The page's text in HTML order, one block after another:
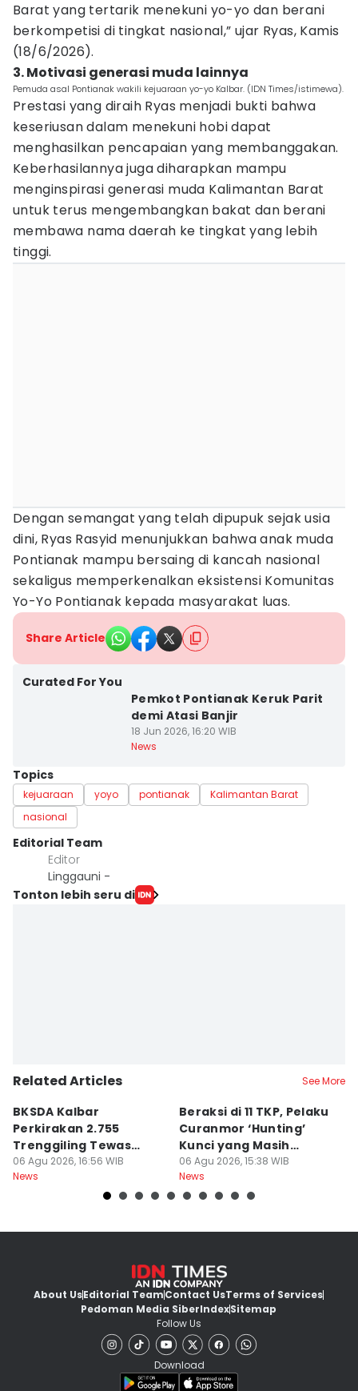
Barat yang tertarik menekuni yo-yo dan berani
berkompetisi di tingkat nasional,” ujar Ryas, Kamis
(18/6/2026).
3. Motivasi generasi muda lainnya
Pemuda asal Pontianak wakili kejuaraan yo-yo Kalbar. (IDN Times/istimewa).
Prestasi yang diraih Ryas menjadi bukti bahwa
keseriusan dalam menekuni hobi dapat
menghasilkan pencapaian yang membanggakan.
Keberhasilannya juga diharapkan mampu
menginspirasi generasi muda Kalimantan Barat
untuk terus mengembangkan bakat dan berani
membawa nama daerah ke tingkat yang lebih
tinggi.
Dengan semangat yang telah dipupuk sejak usia
dini, Ryas Rasyid menunjukkan bahwa anak muda
Pontianak mampu bersaing di kancah nasional
sekaligus memperkenalkan eksistensi Komunitas
Yo-Yo Pontianak kepada masyarakat luas.
Share Article
Curated For You
Pemkot Pontianak Keruk Parit
demi Atasi Banjir
18 Jun 2026, 16:20 WIB
News
Topics
kejuaraan yoyo pontianak
Kalimantan Barat
nasional
Editorial Team
Editor
Linggauni -
Tonton lebih seru di
Related Articles See More
BKSDA Kalbar
Perkirakan 2.755
Trenggiling Tewas
untuk Dapat 551 Kg Sisik
06 Agu 2026, 16:56 WIB
News
Beraksi di 11 TKP, Pelaku
Curanmor ‘Hunting’
Kunci yang Masih
Menempel
06 Agu 2026, 15:38 WIB
News
About UsEditorial TeamContact UsTerms of Services
Pedoman Media SiberIndexSitemap
Follow Us
Download